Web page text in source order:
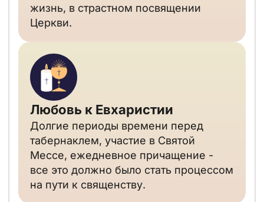
жизнь, в страстном посвящении
Церкви.
Любовь к Евхаристии
Долгие периоды времени перед
табернаклем, участие в Святой
Мессе, ежедневное причащение -
все это должно было стать процессом
на пути к священству.